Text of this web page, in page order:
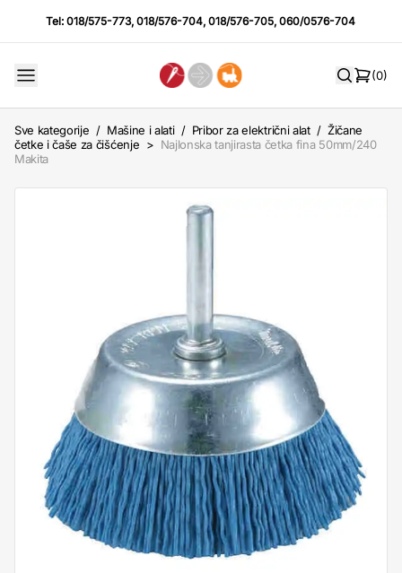
Tel:018/575-773,018/576-704,018/576-705,060/0576-704
(0)
Sve kategorije / Mašine i alati / Pribor za električni alat / Žičane
četke i čaše za čišćenje > Najlonska tanjirasta četka fina 50mm/240
Makita